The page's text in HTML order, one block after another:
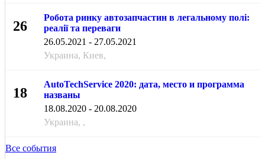
26
Робота ринку автозапчастин в легальному полі:
реалії та переваги
26.05.2021 - 27.05.2021
Украина, Киев,
18
AutoTechService 2020: дата, место и программа
названы
18.08.2020 - 20.08.2020
Украина, ,
Все события